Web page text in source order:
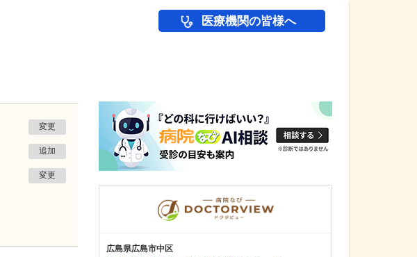
医療機関の皆様へ
変更
追加
変更
広島県広島市中区